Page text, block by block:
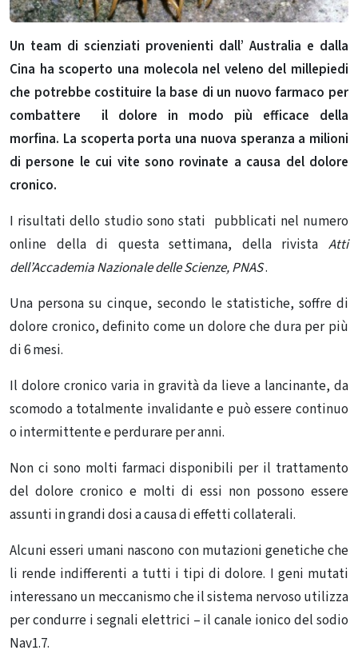
Un team di scienziati provenienti dall’ Australia e dalla
Cina ha scoperto una molecola nel veleno del millepiedi
che potrebbe costituire la base di un nuovo farmaco per
combattere il dolore in modo più efficace della
morfina. La scoperta porta una nuova speranza a milioni
di persone le cui vite sono rovinate a causa del dolore
cronico.
I risultati dello studio sono stati pubblicati nel numero
online della di questa settimana, della rivista Atti
dell’Accademia Nazionale delle Scienze, PNAS.
Una persona su cinque, secondo le statistiche, soffre di
dolore cronico, definito come un dolore che dura per più
di 6 mesi.
Il dolore cronico varia in gravità da lieve a lancinante, da
scomodo a totalmente invalidante e può essere continuo
o intermittente e perdurare per anni.
Non ci sono molti farmaci disponibili per il trattamento
del dolore cronico e molti di essi non possono essere
assunti in grandi dosi a causa di effetti collaterali.
Alcuni esseri umani nascono con mutazioni genetiche che
li rende indifferenti a tutti i tipi di dolore. I geni mutati
interessano un meccanismo che il sistema nervoso utilizza
per condurre i segnali elettrici – il canale ionico del sodio
Nav1.7.